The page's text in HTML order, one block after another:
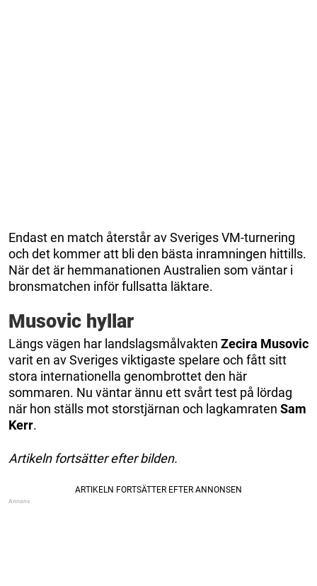
Endast en match återstår av Sveriges VM-turnering
och det kommer att bli den bästa inramningen hittills.
När det är hemmanationen Australien som väntar i
bronsmatchen inför fullsatta läktare.
Musovic hyllar
Längs vägen har landslagsmålvakten Zecira Musovic
varit en av Sveriges viktigaste spelare och fått sitt
stora internationella genombrottet den här
sommaren. Nu väntar ännu ett svårt test på lördag
när hon ställs mot storstjärnan och lagkamraten Sam
Kerr.
Artikeln fortsätter efter bilden.